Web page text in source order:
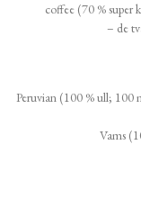
coffee (70 % super
– de
Peruvian (100 % ull; 100
Vams